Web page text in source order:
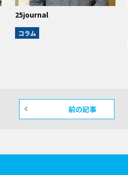
25journal
コラム
前の記事